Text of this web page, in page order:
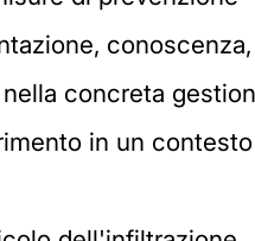
conoscenza,
concreta
in un contesto